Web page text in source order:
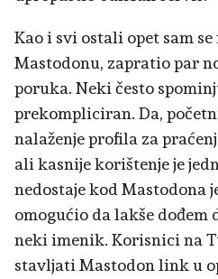
Kao i svi ostali opet sam
Mastodonu, zapratio par
poruka. Neki često
prekompliciran. Da,
nalaženje profila za
ali kasnije korištenje je
nedostaje kod Mastodona
omogućio da lakše
neki imenik. Korisnici na
stavljati Mastodon link u